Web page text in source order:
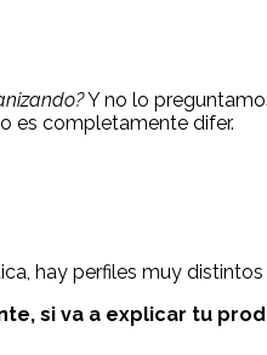
Y no lo
es completamente difer.
hay perfiles muy
si va a explicar tu